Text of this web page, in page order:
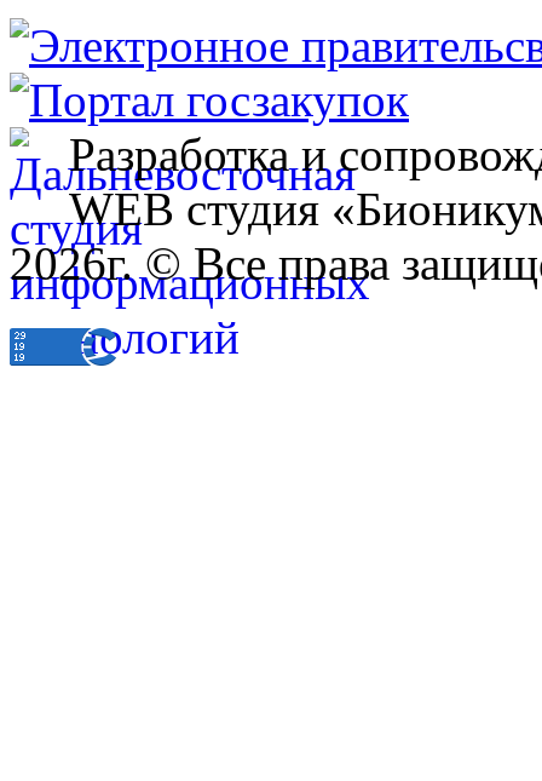
Разработка и
WEB студия
2026г. © Все права